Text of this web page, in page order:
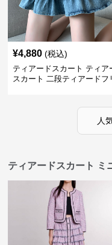
¥4,880 (税込)
ティアードスカート ティア
スカート 二段ティアードフ
人
ティアードスカート ミ